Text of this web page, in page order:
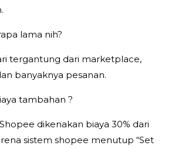
lama nih?
tergantung dari marketplace,
banyaknya pesanan.
tambahan ?
dikenakan biaya 30% dari
sistem shopee menutup “Set